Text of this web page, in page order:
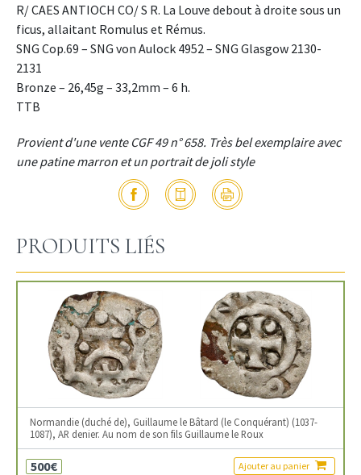
R/ CAES ANTIOCH CO/ S R. La Louve debout à droite sous un
ficus, allaitant Romulus et Rémus.
SNG Cop.69 – SNG von Aulock 4952 – SNG Glasgow 2130-
2131
Bronze – 26,45g – 33,2mm – 6 h.
TTB
Provient d'une vente CGF 49 n° 658. Très bel exemplaire avec
une patine marron et un portrait de joli style
PRODUITS LIÉS
Normandie (duché de), Guillaume le Bâtard (le Conquérant) (1037-
1087), AR denier. Au nom de son fils Guillaume le Roux
500€ Ajouter au panier